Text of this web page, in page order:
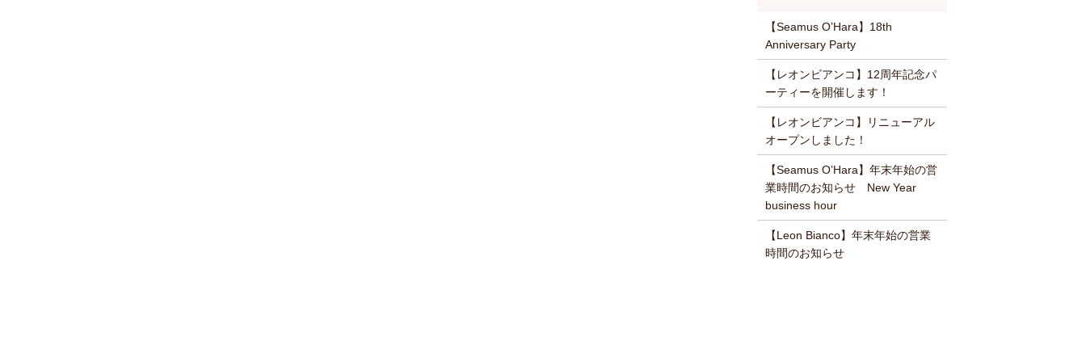
【Seamus O’Hara】18th
Anniversary Party
【レオンビアンコ】12周年記念パ
ーティーを開催します！
【レオンビアンコ】リニューアル
オープンしました！
【Seamus O’Hara】年末年始の営
業時間のお知らせ New Year
business hour
【Leon Bianco】年末年始の営業
時間のお知らせ